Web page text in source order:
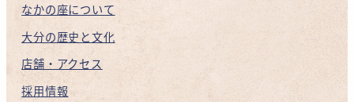
なかの座について
大分の歴史と文化
店舗・アクセス
採用情報